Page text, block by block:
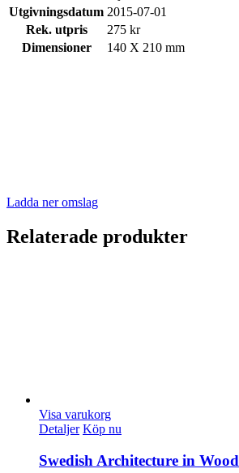
Utgivningsdatum 2015-07-01
Rek. utpris
275 kr
Dimensioner
140 X 210 mm
Ladda ner omslag
Relaterade produkter
Visa varukorg
Detaljer Köp nu
Swedish Architecture in Wood